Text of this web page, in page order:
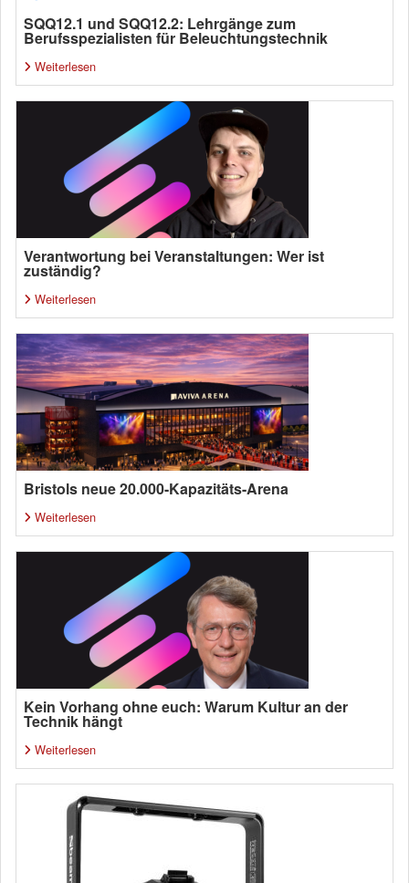
SQQ12.1 und SQQ12.2: Lehrgänge zum
Berufsspezialisten für Beleuchtungstechnik
Weiterlesen
Verantwortung bei Veranstaltungen: Wer ist
zuständig?
Weiterlesen
Bristols neue 20.000-Kapazitäts-Arena
Weiterlesen
Kein Vorhang ohne euch: Warum Kultur an der
Technik hängt
Weiterlesen